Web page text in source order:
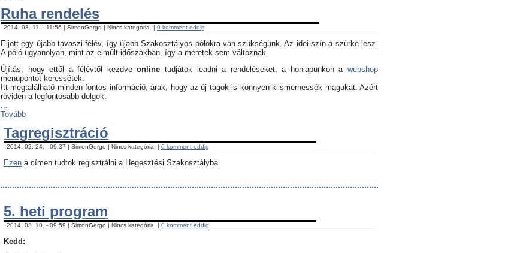
Ruha rendelés
2014. 03. 11. - 11:56 | SimonGergo | Nincs kategória. | 0 komment eddig
Eljött egy újabb tavaszi félév, így újabb Szakosztályos pólókra van szükségünk. Az idei szín a szürke lesz.
A póló ugyanolyan, mint az elmúlt időszakban, így a méretek sem változnak.
Újítás, hogy ettől a félévtől kezdveonline tudjátok leadni a rendeléseket, a honlapunkon awebshop
menüpontot keressétek.
Itt megtalálható minden fontos információ, árak, hogy az új tagok is könnyen kiismerhessék magukat. Azért
röviden a legfontosabb dolgok:
...
Tovább
Tagregisztráció
2014. 02. 24. - 09:37 | SimonGergo | Nincs kategória. | 0 komment eddig
Ezen a címen tudtok regisztrálni a Hegesztési Szakosztályba.
5. heti program
2014. 03. 10. - 09:59 | SimonGergo | Nincs kategória. | 0 komment eddig
Kedd: